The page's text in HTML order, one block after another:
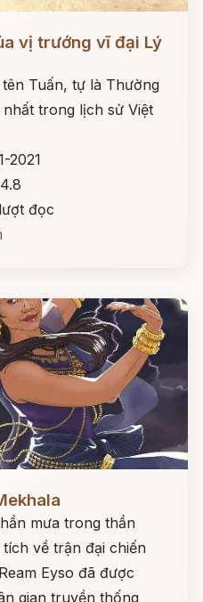
vị trướng vĩ đại Lý
Tuấn, tự là Thường
trong lịch sử Việt
2021
đọc
mưa trong thần
về trận đại chiến
Eyso đã được
gian truyền thống